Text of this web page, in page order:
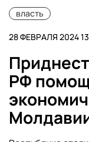
власть
28 ФЕВРАЛЯ 2024
РФ